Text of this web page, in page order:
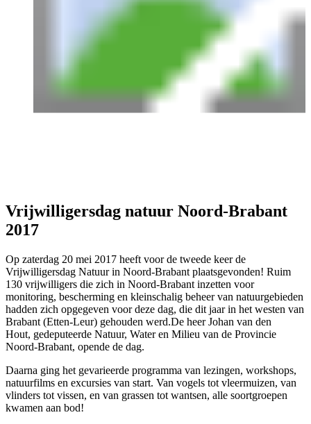
Vrijwilligersdag natuur Noord-Brabant
2017
Op zaterdag 20 mei 2017 heeft voor de tweede keer de
Vrijwilligersdag Natuur in Noord-Brabant plaatsgevonden! Ruim
130 vrijwilligers die zich in Noord-Brabant inzetten voor
monitoring, bescherming en kleinschalig beheer van natuurgebieden
hadden zich opgegeven voor deze dag, die dit jaar in het westen van
Brabant (Etten-Leur) gehouden werd.De heer Johan van den
Hout, gedeputeerde Natuur, Water en Milieu van de Provincie
Noord-Brabant, opende de dag.
Daarna ging het gevarieerde programma van lezingen, workshops,
natuurfilms en excursies van start. Van vogels tot vleermuizen, van
vlinders tot vissen, en van grassen tot wantsen, alle soortgroepen
kwamen aan bod!